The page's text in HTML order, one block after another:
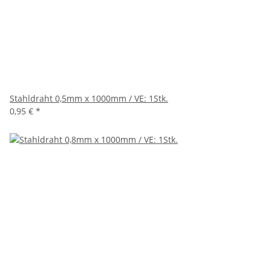
Stahldraht 0,5mm x 1000mm / VE: 1Stk.
0,95 € *